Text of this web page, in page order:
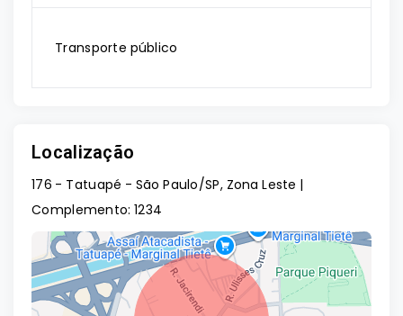
Transporte público
Localização
176 - Tatuapé - São Paulo/SP, Zona Leste |
Complemento: 1234